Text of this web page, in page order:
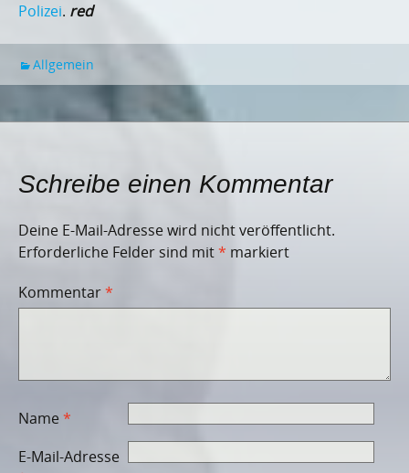
Polizei. red
Allgemein
Schreibe einen Kommentar
Deine E-Mail-Adresse wird nicht veröffentlicht.
Erforderliche Felder sind mit* markiert
Kommentar*
Name*
E-Mail-Adresse